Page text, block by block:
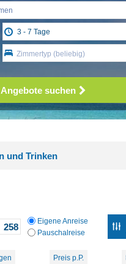
Zimmertyp (beliebig)
Angebote suchen
und Trinken
Eigene Anreise
Pauschalreise
Preis p.P.